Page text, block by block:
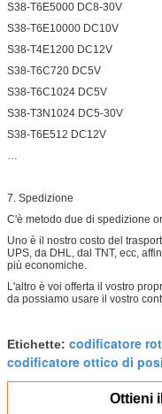
S38-T6E5000 DC8-30V
S38-T6E10000 DC10V
S38-T4E1200 DC12V
S38-T6C720 DC5V
S38-T6C1024 DC5V
S38-T3N1024 DC5-30V
S38-T6E512 DC12V
…
7. Spedizione
C'è metodo due di spedizione
Uno è il nostro costo del
UPS, da DHL, dal TNT, ecc,
più economiche.
L'altro è voi offerta il vostro
da possiamo usare il vostro
Etichette: codificatore
codificatore ottico di
Ottieni